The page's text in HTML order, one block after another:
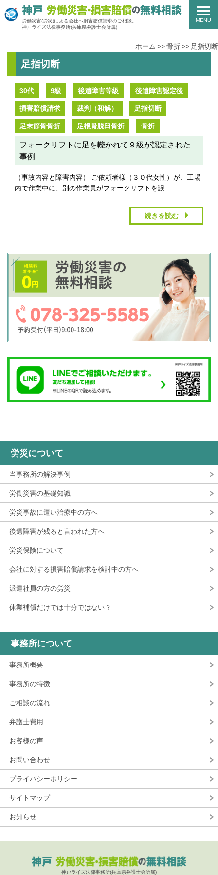
労働災害(労災)による会社へ損害賠償請求のご相談。
神戸ライズ法律事務所(兵庫県弁護士会所属)
MENU
ホーム 骨折 足指切断
足指切断
30代 9級 後遺障害等級 後遺障害認定後
損害賠償請求 裁判（和解） 足指切断
足末節骨骨折 足根骨脱臼骨折 骨折
フォークリフトに足を轢かれて９級が認定された
事例
（事故内容と障害内容） ご依頼者様（３０代女性）が、工場
内で作業中に、別の作業員がフォークリフトを誤…
続きを読む
労災について
当事務所の解決事例
労働災害の基礎知識
労災事故に遭い治療中の方へ
後遺障害が残ると言われた方へ
労災保険について
会社に対する損害賠償請求を検討中の方へ
派遣社員の方の労災
休業補償だけでは十分ではない？
事務所について
事務所概要
事務所の特徴
ご相談の流れ
弁護士費用
お客様の声
お問い合わせ
プライバシーポリシー
サイトマップ
お知らせ
神戸ライズ法律事務所(兵庫県弁護士会所属)